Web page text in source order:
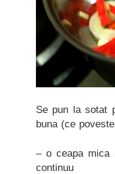
Se pun la sotat
buna (ce
– o ceapa mica
continuu